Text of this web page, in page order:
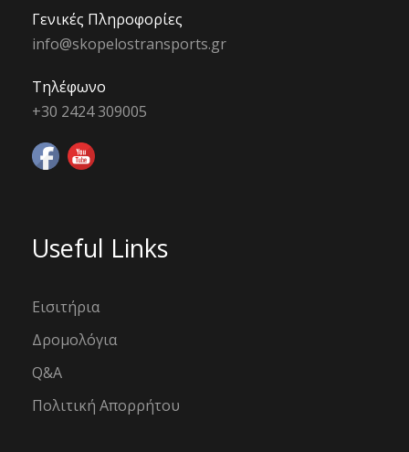
Γενικές Πληροφορίες
info@skopelostransports.gr
Τηλέφωνο
+30 2424 309005
Useful Links
Εισιτήρια
Δρομολόγια
Q&A
Πολιτική Απορρήτου